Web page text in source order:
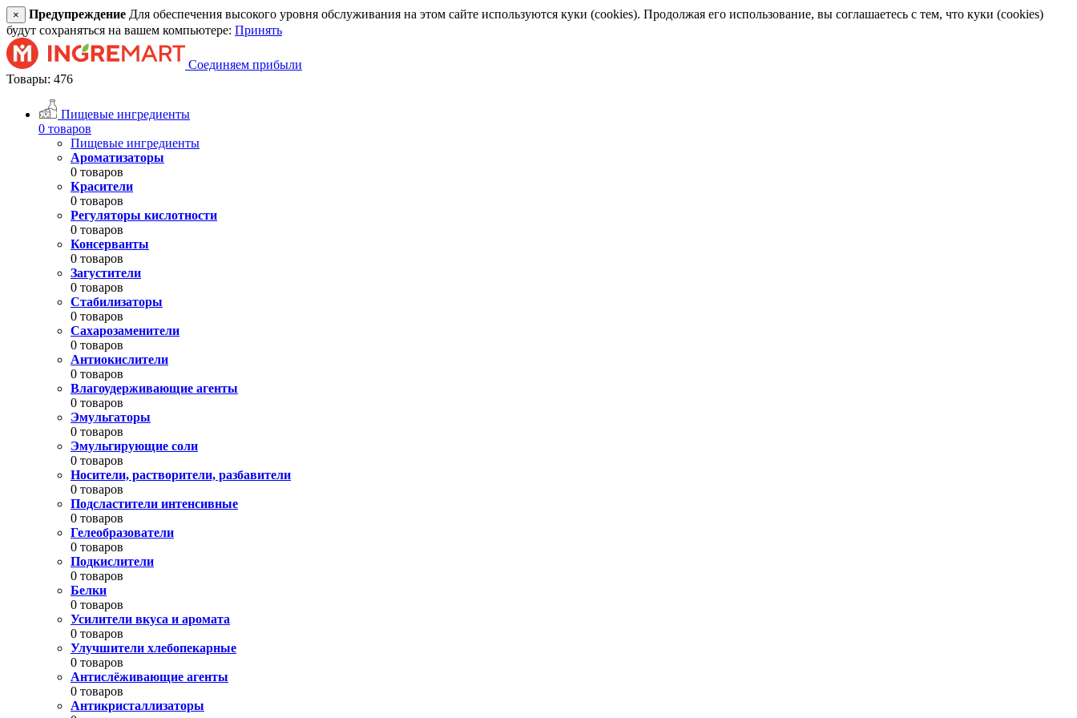
× Предупреждение Для обеспечения высокого уровня обслуживания на этом сайте используются куки (cookies). Продолжая его использование, вы соглашаетесь с тем, что куки (cookies)
будут сохраняться на вашем компьютере: Принять
Соединяем прибыли
Товары: 476
Пищевые ингредиенты
0 товаров
Пищевые ингредиенты
Ароматизаторы
0 товаров
Красители
0 товаров
Регуляторы кислотности
0 товаров
Консерванты
0 товаров
Загустители
0 товаров
Стабилизаторы
0 товаров
Сахарозаменители
0 товаров
Антиокислители
0 товаров
Влагоудерживающие агенты
0 товаров
Эмульгаторы
0 товаров
Эмульгирующие соли
0 товаров
Носители, растворители, разбавители
0 товаров
Подсластители интенсивные
0 товаров
Гелеобразователи
0 товаров
Подкислители
0 товаров
Белки
0 товаров
Усилители вкуса и аромата
0 товаров
Улучшители хлебопекарные
0 товаров
Антислёживающие агенты
0 товаров
Антикристаллизаторы